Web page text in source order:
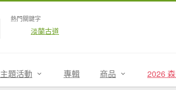
熱門關鍵字
淡蘭古道
主題活動 專輯 商品 2026